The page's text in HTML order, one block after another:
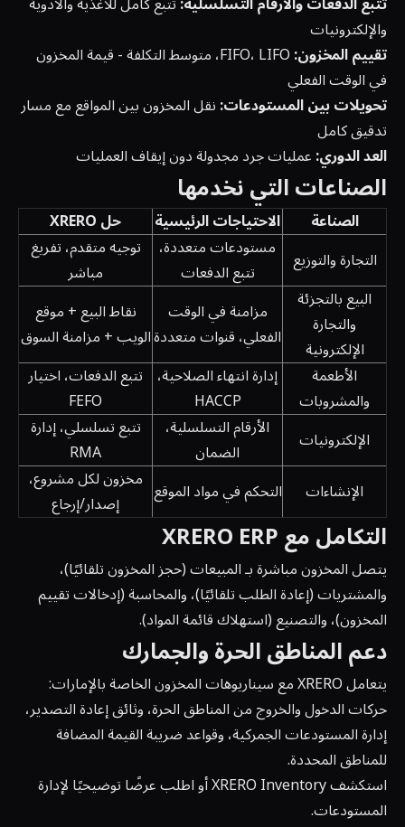
والإلكترونيات
تقييم المخزون:
FIFO، LIFO، متوسط التكلفة - قيمة المخزون
في الوقت الفعلي
تحويلات بين المستودعات:نقل المخزون بين المواقع مع مسار
تدقيق كامل
العد الدوري:عمليات جرد مجدولة دون إيقاف العمليات
الصناعات التي نخدمها
الصناعة الاحتياجات الرئيسية
حل XRERO
التجارة والتوزيع مستودعات متعددة،
تتبع الدفعات
توجيه متقدم، تفريغ
مباشر
البيع بالتجزئة
والتجارة
الإلكترونية
مزامنة في الوقت
الفعلي، قنوات متعددة
نقاط البيع + موقع
الويب + مزامنة السوق
الأطعمة
والمشروبات
إدارة انتهاء الصلاحية،
HACCP
تتبع الدفعات، اختيار
FEFO
الإلكترونيات
الأرقام التسلسلية،
الضمان
تتبع تسلسلي، إدارة
RMA
الإنشاءات
التحكم في مواد الموقع مخزون لكل مشروع،
إصدار/إرجاع
التكامل مع XRERO ERP
يتصل المخزون مباشرة بـالمبيعات(حجز المخزون تلقائيًا)،
والمشتريات(إعادة الطلب تلقائيًا)، والمحاسبة(إدخالات تقييم
المخزون)، والتصنيع(استهلاك قائمة المواد).
دعم المناطق الحرة والجمارك
يتعامل XRERO مع سيناريوهات المخزون الخاصة بالإمارات:
حركات الدخول والخروج من المناطق الحرة، وثائق إعادة التصدير،
إدارة المستودعات الجمركية، وقواعد ضريبة القيمة المضافة
للمناطق المحددة.
استكشف XRERO Inventory
أواطلب عرضًا توضيحيًا لإدارة
المستودعات.